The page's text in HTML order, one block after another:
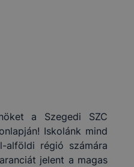
a Szegedi SZC
Iskolánk mind
régió számára
jelent a magas